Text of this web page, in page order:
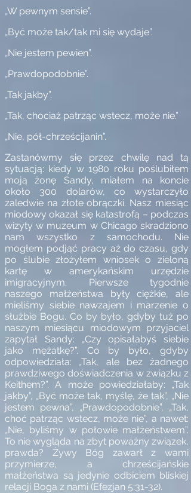
„W pewnym sensie”.
„Być może tak/tak mi się wydaje”.
„Nie jestem pewien”.
„Prawdopodobnie”.
„Tak jakby”.
„Tak, chociaż patrząc wstecz, może nie.”
„Nie, pół-chrześcijanin”.
Zastanówmy się przez chwilę nad tą
sytuacją: kiedy w 1980 roku poślubiłem
moją żonę Sandy, miałem na koncie
około 300 dolarów, co wystarczyło
zaledwie na złote obrączki. Nasz miesiąc
miodowy okazał się katastrofą – podczas
wizyty w muzeum w Chicago skradziono
nam wszystko z samochodu. Nie
mogłem podjąć pracy aż do czasu, gdy
po ślubie złożyłem wniosek o zieloną
kartę w amerykańskim urzędzie
imigracyjnym. Pierwsze tygodnie
naszego małżeństwa były ciężkie, ale
mieliśmy siebie nawzajem i marzenie o
służbie Bogu. Co by było, gdyby tuż po
naszym miesiącu miodowym przyjaciel
zapytał Sandy: „Czy opisałabyś siebie
jako mężatkę?”. Co by było, gdyby
odpowiedziała: „Tak, ale bez żadnego
prawdziwego doświadczenia w związku z
Keithem?”. A może powiedziałaby: „Tak
jakby”, „Być może tak, myślę, że tak”, „Nie
jestem pewna”, „Prawdopodobnie”, „Tak,
choć patrząc wstecz, może nie”, a nawet:
„Nie, byliśmy w połowie małżeństwem”.
To nie wygląda na zbyt poważny związek,
prawda? Żywy Bóg zawarł z wami
przymierze, a chrześcijańskie
małżeństwa są jedynie odbiciem bliskiej
relacji Boga z nami (Efezjan 5:31-32).